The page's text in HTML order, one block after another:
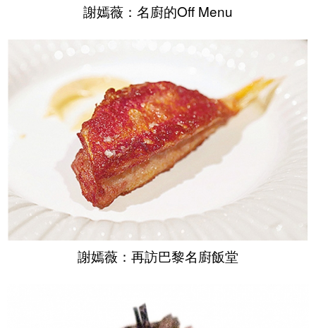
謝嫣薇：名廚的Off Menu
謝嫣薇：再訪巴黎名廚飯堂